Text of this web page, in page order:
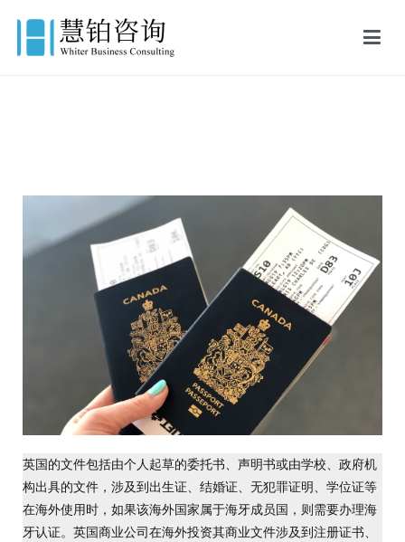
英国的文件包括由个人起草的委托书、声明书或由学校、政府机
构出具的文件，涉及到出生证、结婚证、无犯罪证明、学位证等
在海外使用时，如果该海外国家属于海牙成员国，则需要办理海
牙认证。英国商业公司在海外投资其商业文件涉及到注册证书、